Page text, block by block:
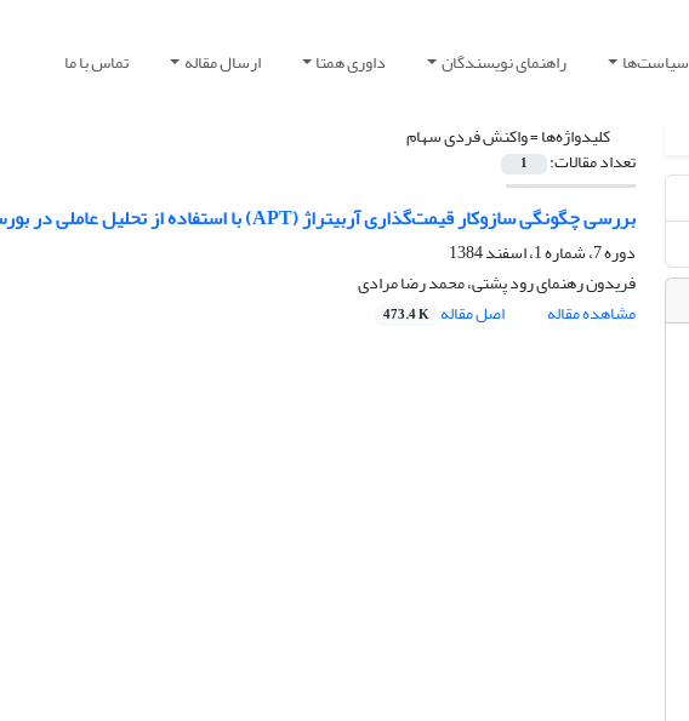
سیاست‌ها راهنمای نویسندگان داوری همتا ارسال مقاله تماس با ما
کلیدواژه‌ها =واکنش فردی سهام
تعداد مقالات: 1
بررسی چگونگی سازوکار قیمت‌گذاری آربیتراژ (APT) با استفاده از تحلیل عاملی در بورس اوراق بهادار تهران
دوره 7، شماره 1، اسفند 1384
فریدون رهنمای رود پشتی، محمد رضا مرادی
مشاهده مقاله
اصل مقاله 473.4 K